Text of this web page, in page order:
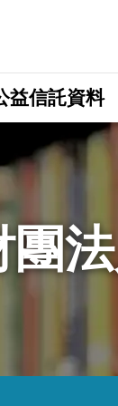
益信託資料
團